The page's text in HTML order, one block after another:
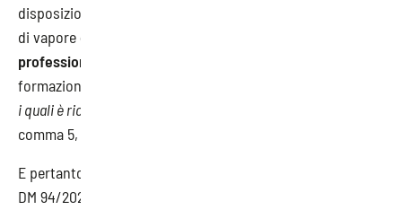
disposizioni “fa ritenere che la formazione per generatori
di vaporedebba essere esclusa dal catalogo delle
professioni
formazione per addetti all’uso di attrezzature di lavoro ‘
i quali è richiesta specifica abilitazione
comma 5, del Decreto Legislativo n. 81/2008”.
E pertanto, “in conseguenziale aderenza alle previsioni del
DM 94/2020 e del DL 24 marzo 2022 sotto il profilo